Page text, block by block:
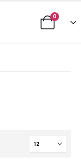
0